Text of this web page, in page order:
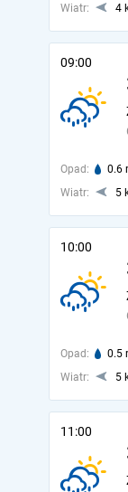
Wiatr:
4
09:00
Opad: 0.6
Wiatr:
5
10:00
Opad: 0.5
Wiatr:
5
11:00